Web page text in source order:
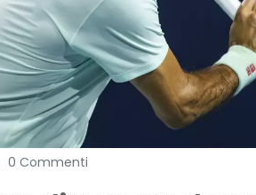
0 Commenti